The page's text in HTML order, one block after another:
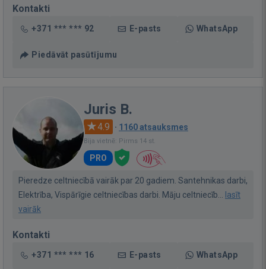
Kontakti
+371 *** *** 92 E-pasts WhatsApp
Piedāvāt pasūtījumu
Juris B.
4.9 · 1160 atsauksmes
Bija vietnē: Pirms 14 st.
PRO
Pieredze celtniecībā vairāk par 20 gadiem. Santehnikas darbi,
Elektrība, Vispārīgie celtniecības darbi. Māju celtniecīb... lasīt
vairāk
Kontakti
+371 *** *** 16 E-pasts WhatsApp